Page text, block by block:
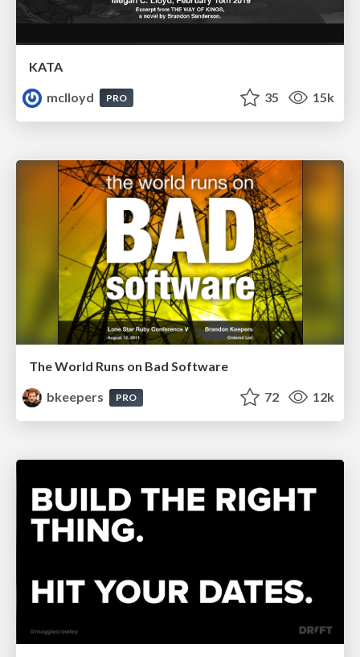
KATA
mclloyd
PRO 35 15k
The World Runs on Bad Software
bkeepers
PRO 72 12k